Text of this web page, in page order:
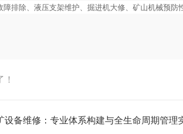
障排除、液压支架维护、掘进机大修、矿山机械预防
设备维修：专业体系构建与全生命周期管理